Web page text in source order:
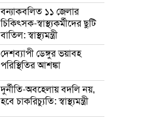
বন্যাকবলিত ১১ জেলার
চিকিৎসক-স্বাস্থ্যকর্মীদের ছুটি
বাতিল: স্বাস্থ্যমন্ত্রী
দেশব্যাপী ডেঙ্গুর ভয়াবহ
পরিস্থিতির আশঙ্কা
দুর্নীতি-অবহেলায় বদলি নয়,
হবে চাকরিচ্যুতি: স্বাস্থ্যমন্ত্রী